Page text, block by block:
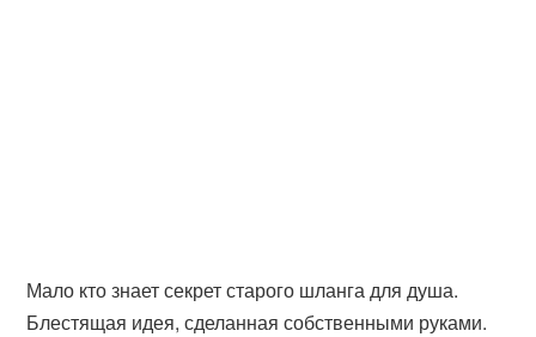
Мало кто знает секрет старого шланга для душа.
Блестящая идея, сделанная собственными руками.